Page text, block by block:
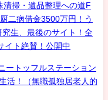
清掃・遺品整理への道F
二病借金3500万円！う
生、最後のサイト！全
イト絶賛！公開中
ートッフルステーション
活！（無職孤独居老人的